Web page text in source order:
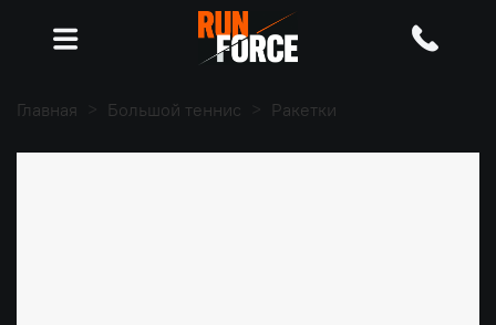
Главная Большой теннис Ракетки